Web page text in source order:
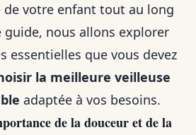
de votre enfant tout au long
guide, nous allons explorer
essentielles que vous devez
la meilleure veilleuse
adaptée à vos besoins.
de la douceur et de la